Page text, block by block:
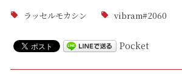
ラッセルモカシン vibram#2060
Pocket